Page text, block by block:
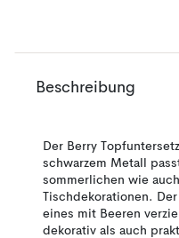
Beschreibung
Der Berry
schwarzem Metall
sommerlichen wie
Tischdekorationen.
eines mit Beeren
dekorativ als auch